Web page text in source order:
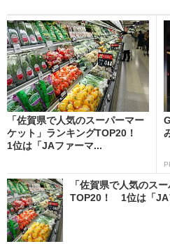
「佐賀県で人気のスーパーマー
ケット」ランキングTOP20！
1位は「JAファーマ...
「佐賀県で人気のス
TOP20！ 1位は「JA